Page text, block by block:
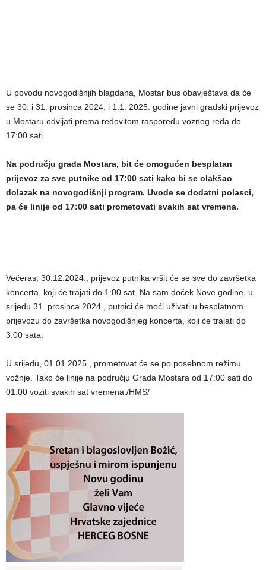
U povodu novogodišnjih blagdana, Mostar bus obavještava da će
se 30. i 31. prosinca 2024. i 1.1. 2025. godine javni gradski prijevoz
u Mostaru odvijati prema redovitom rasporedu voznog reda do
17:00 sati.
Na području grada Mostara, bit će omogućen besplatan
prijevoz za sve putnike od 17:00 sati kako bi se olakšao
dolazak na novogodišnji program. Uvode se dodatni polasci,
pa će linije od 17:00 sati prometovati svakih sat vremena.
Večeras, 30.12.2024., prijevoz putnika vršit će se sve do završetka
koncerta, koji će trajati do 1:00 sat. Na sam doček Nove godine, u
srijedu 31. prosinca 2024., putnici će moći uživati u besplatnom
prijevozu do završetka novogodišnjeg koncerta, koji će trajati do
3:00 sata.
U srijedu, 01.01.2025., prometovat će se po posebnom režimu
vožnje. Tako će linije na području Grada Mostara od 17:00 sati do
01:00 voziti svakih sat vremena./HMS/